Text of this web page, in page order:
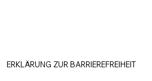
ERKLÄRUNG ZUR BARRIEREFREIHEIT